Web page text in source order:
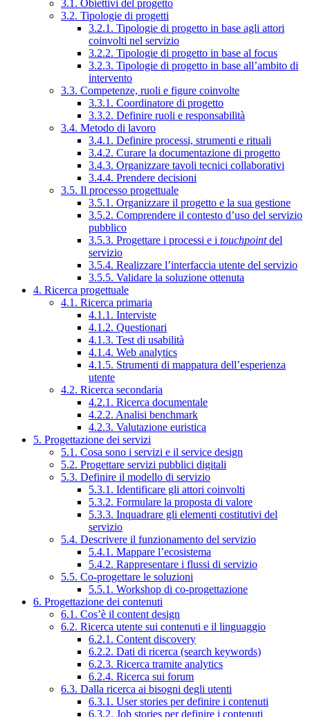
3.1. Obiettivi del progetto
3.2. Tipologie di progetti
3.2.1. Tipologie di progetto in base agli attori
coinvolti nel servizio
3.2.2. Tipologie di progetto in base al focus
3.2.3. Tipologie di progetto in base all’ambito di
intervento
3.3. Competenze, ruoli e figure coinvolte
3.3.1. Coordinatore di progetto
3.3.2. Definire ruoli e responsabilità
3.4. Metodo di lavoro
3.4.1. Definire processi, strumenti e rituali
3.4.2. Curare la documentazione di progetto
3.4.3. Organizzare tavoli tecnici collaborativi
3.4.4. Prendere decisioni
3.5. Il processo progettuale
3.5.1. Organizzare il progetto e la sua gestione
3.5.2. Comprendere il contesto d’uso del servizio
pubblico
3.5.3. Progettare i processi e i touchpointdel
servizio
3.5.4. Realizzare l’interfaccia utente del servizio
3.5.5. Validare la soluzione ottenuta
4. Ricerca progettuale
4.1. Ricerca primaria
4.1.1. Interviste
4.1.2. Questionari
4.1.3. Test di usabilità
4.1.4. Web analytics
4.1.5. Strumenti di mappatura dell’esperienza
utente
4.2. Ricerca secondaria
4.2.1. Ricerca documentale
4.2.2. Analisi benchmark
4.2.3. Valutazione euristica
5. Progettazione dei servizi
5.1. Cosa sono i servizi e il service design
5.2. Progettare servizi pubblici digitali
5.3. Definire il modello di servizio
5.3.1. Identificare gli attori coinvolti
5.3.2. Formulare la proposta di valore
5.3.3. Inquadrare gli elementi costitutivi del
servizio
5.4. Descrivere il funzionamento del servizio
5.4.1. Mappare l’ecosistema
5.4.2. Rappresentare i flussi di servizio
5.5. Co-progettare le soluzioni
5.5.1. Workshop di co-progettazione
6. Progettazione dei contenuti
6.1. Cos’è il content design
6.2. Ricerca utente sui contenuti e il linguaggio
6.2.1. Content discovery
6.2.2. Dati di ricerca (search keywords)
6.2.3. Ricerca tramite analytics
6.2.4. Ricerca sui forum
6.3. Dalla ricerca ai bisogni degli utenti
6.3.1. User stories per definire i contenuti
6.3.2. Job stories per definire i contenuti